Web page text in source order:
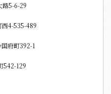
路5-6-29
西4-535-489
府町392-1
542-129